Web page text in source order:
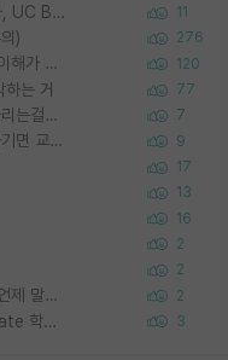
Korea University 수학, 컴퓨터과학 이학사, UC Berkeley 산업공학 대학원 공학박사가 되는 것은 쉽지 않겠죠? 11
) 276
대학원생들 교수에게 가스라이팅 당한 것은 이해가 갑니다. 안타깝네요. 120
는 거 77
왜 후배가 못하는걸 교수님은 내 책임으로 돌리는걸까요? 7
SSH 박사과정을 그만두고 지방대 박사로 옮기면 교수의 꿈은 끝일까요? 9
17
13
16
2
2
타대학원 컨텍 준비중인데, 지도교수님께는 언제 말씀드려야 할까요? 2
우리나라도 학구 열풍보면 Higher Doctorate 학위가 필요하다고 봅니다. 3